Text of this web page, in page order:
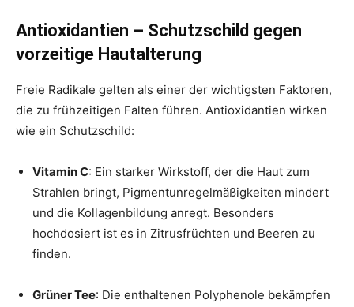
Antioxidantien – Schutzschild gegen
vorzeitige Hautalterung
Freie Radikale gelten als einer der wichtigsten Faktoren,
die zu frühzeitigen Falten führen. Antioxidantien wirken
wie ein Schutzschild:
Vitamin C: Ein starker Wirkstoff, der die Haut zum
Strahlen bringt, Pigmentunregelmäßigkeiten mindert
und die Kollagenbildung anregt. Besonders
hochdosiert ist es in Zitrusfrüchten und Beeren zu
finden.
Grüner Tee: Die enthaltenen Polyphenole bekämpfen